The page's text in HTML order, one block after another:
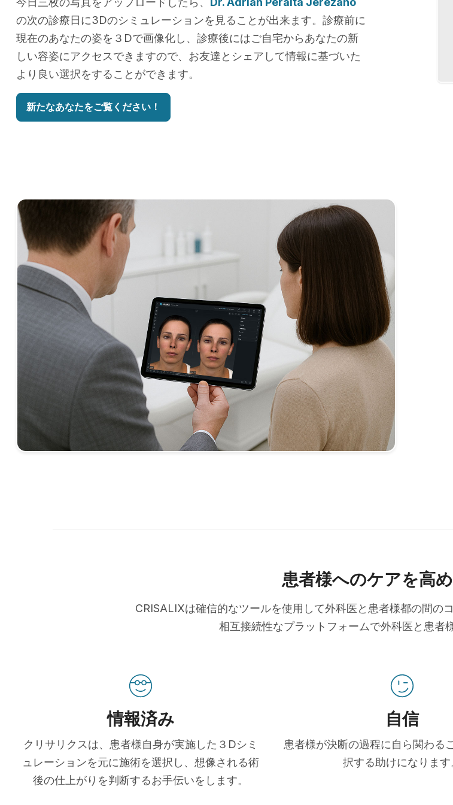
の次の診療日に3Dのシミュレーションを見ることが出来ます。診療前に
現在のあなたの姿を３Dで画像化し、診療後にはご自宅からあなたの新
しい容姿にアクセスできますので、お友達とシェアして情報に基づいた
より良い選択をすることができます。
新たなあなたをご覧ください！
患者様へのケアを高
CRISALIXは確信的なツールを使用して外科医と患者様都の間の
相互接続性なプラットフォームで外科医と患者
情報済み
クリサリクスは、患者様自身が実施した３Dシミ
ュレーションを元に施術を選択し、想像される術
後の仕上がりを判断するお手伝いをします。
自信
患者様が決断の過程に自ら関わる
択する助けになります